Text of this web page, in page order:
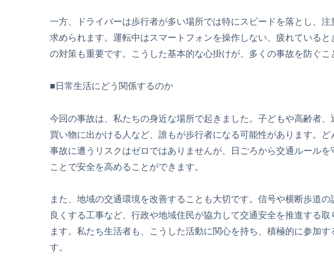
一方、ドライバーは歩行者が多い場所では特にスピードを落とし、
求められます。運転中はスマートフォンを操作しない、疲れている
の対策も重要です。こうした基本的な心掛けが、多くの事故を防ぐこ
■日常生活にどう関係するのか
今回の事故は、私たちの身近な場所で起きました。子どもや高齢者、
買い物に出かける人など、誰もが歩行者になる可能性があります。ど
事故に遭うリスクはゼロではありませんが、日ごろから交通ルールを
ことで安全を高めることができます。
また、地域の交通環境を改善することも大切です。信号や横断歩道の
良くする工事など、行政や地域住民が協力して交通安全を推進する
ます。私たち生活者も、こうした活動に関心を持ち、積極的に参加す
す。